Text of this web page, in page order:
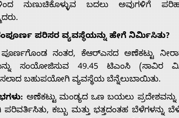
ನುಣುಚಿಕೊಳ್ಳುವ ಬದಲು ಅವುಗಳಿಗೆ
ಪರಿಸರ ವ್ಯವಸ್ಥೆಯನ್ನು ಹೇಗೆ ನಿರ್ಮಿಸಿತು?
ಪೂರ್ಣಗೊಂಡ ನಂತರ, ಕೆಆರ್‌ಎಸದ ಅಣೆಕಟ್ಟು
ಸಂಯೋಜಿಸುವ 49.45 ಟಿಎಂಸಿ (ಸಾವಿರ
ಬಹುಪಯೋಗಿ ವ್ಯವಸ್ಥೆಯ ಬೆನ್ನೆಲುಬಾಯಿತು.
ಅಣೆಕಟ್ಟು ಮಂಡ್ಯದ ಒಣ ಬಯಲು
ಕಬ್ಬು ಮತ್ತು ಭತ್ತದಂತಹ ಬೆಳೆಗಳನ್ನು